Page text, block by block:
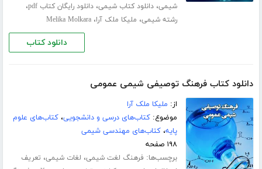
شیمی،دانلود کتاب شیمی،دانلود رایگان کتاب pdf ،
رشته شیمی، ملیکا ملک آرا،Melika Molkara
دانلود کتاب
دانلود کتاب فرهنگ توصیفی شیمی عمومی
از: ملیکا ملک آرا
موضوع:کتاب‌های درسی و دانشجویی،کتاب‌های علوم
پایه،کتاب‌های مهندسی شیمی
۱۹۸ صفحه
برچسب‌ها: فرهنگ لغت شیمی، لغات شیمی، تعریف